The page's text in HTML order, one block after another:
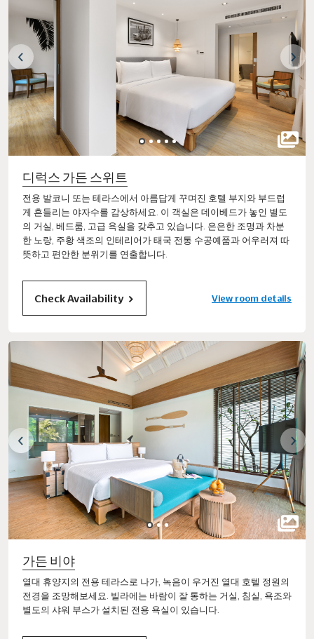
디럭스 가든 스위트
전용 발코니 또는 테라스에서 아름답게 꾸며진 호텔 부지와 부드럽
게 흔들리는 야자수를 감상하세요. 이 객실은 데이베드가 놓인 별도
의 거실, 베드룸, 고급 욕실을 갖추고 있습니다. 은은한 조명과 차분
한 노랑, 주황 색조의 인테리어가 태국 전통 수공예품과 어우러져 따
뜻하고 편안한 분위기를 연출합니다.
Check Availability View room details
가든 비야
열대 휴양지의 전용 테라스로 나가, 녹음이 우거진 열대 호텔 정원의
전경을 조망해보세요. 빌라에는 바람이 잘 통하는 거실, 침실, 욕조와
별도의 샤워 부스가 설치된 전용 욕실이 있습니다.